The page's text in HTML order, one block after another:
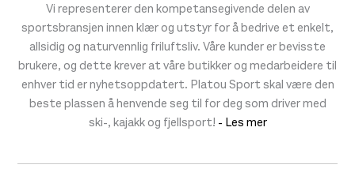
Vi representerer den kompetansegivende delen av
sportsbransjen innen klær og utstyr for å bedrive et enkelt,
allsidig og naturvennlig friluftsliv. Våre kunder er bevisste
brukere, og dette krever at våre butikker og medarbeidere til
enhver tid er nyhetsoppdatert. Platou Sport skal være den
beste plassen å henvende seg til for deg som driver med
ski-, kajakk og fjellsport! - Les mer